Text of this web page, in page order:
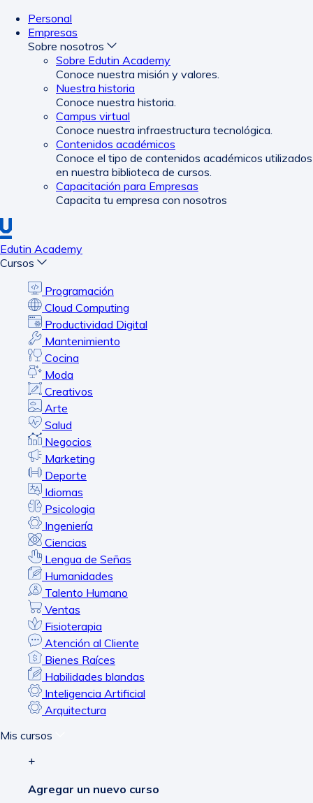
Personal
Empresas
Sobre nosotros
Sobre Edutin Academy
Conoce nuestra misión y valores.
Nuestra historia
Conoce nuestra historia.
Campus virtual
Conoce nuestra infraestructura tecnológica.
Contenidos académicos
Conoce el tipo de contenidos académicos utilizados
en nuestra biblioteca de cursos.
Capacitación para Empresas
Capacita tu empresa con nosotros
Edutin Academy
Cursos
Programación
Cloud Computing
Productividad Digital
Mantenimiento
Cocina
Moda
Creativos
Arte
Salud
Negocios
Marketing
Deporte
Idiomas
Psicologia
Ingeniería
Ciencias
Lengua de Señas
Humanidades
Talento Humano
Ventas
Fisioterapia
Atención al Cliente
Bienes Raíces
Habilidades blandas
Inteligencia Artificial
Arquitectura
Mis cursos
+
Agregar un nuevo curso